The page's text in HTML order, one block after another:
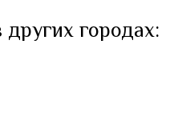
других городах: